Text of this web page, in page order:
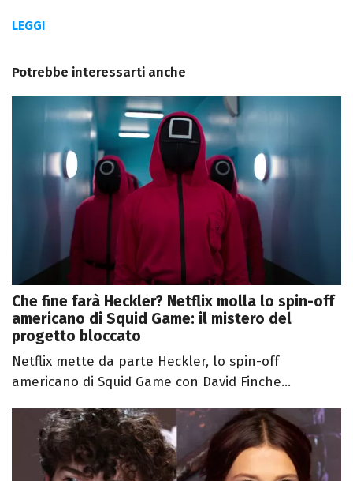
LEGGI
Potrebbe interessarti anche
Che fine farà Heckler? Netflix molla lo spin-off
americano di Squid Game: il mistero del
progetto bloccato
Netflix mette da parte Heckler, lo spin-off
americano di Squid Game con David Finche...